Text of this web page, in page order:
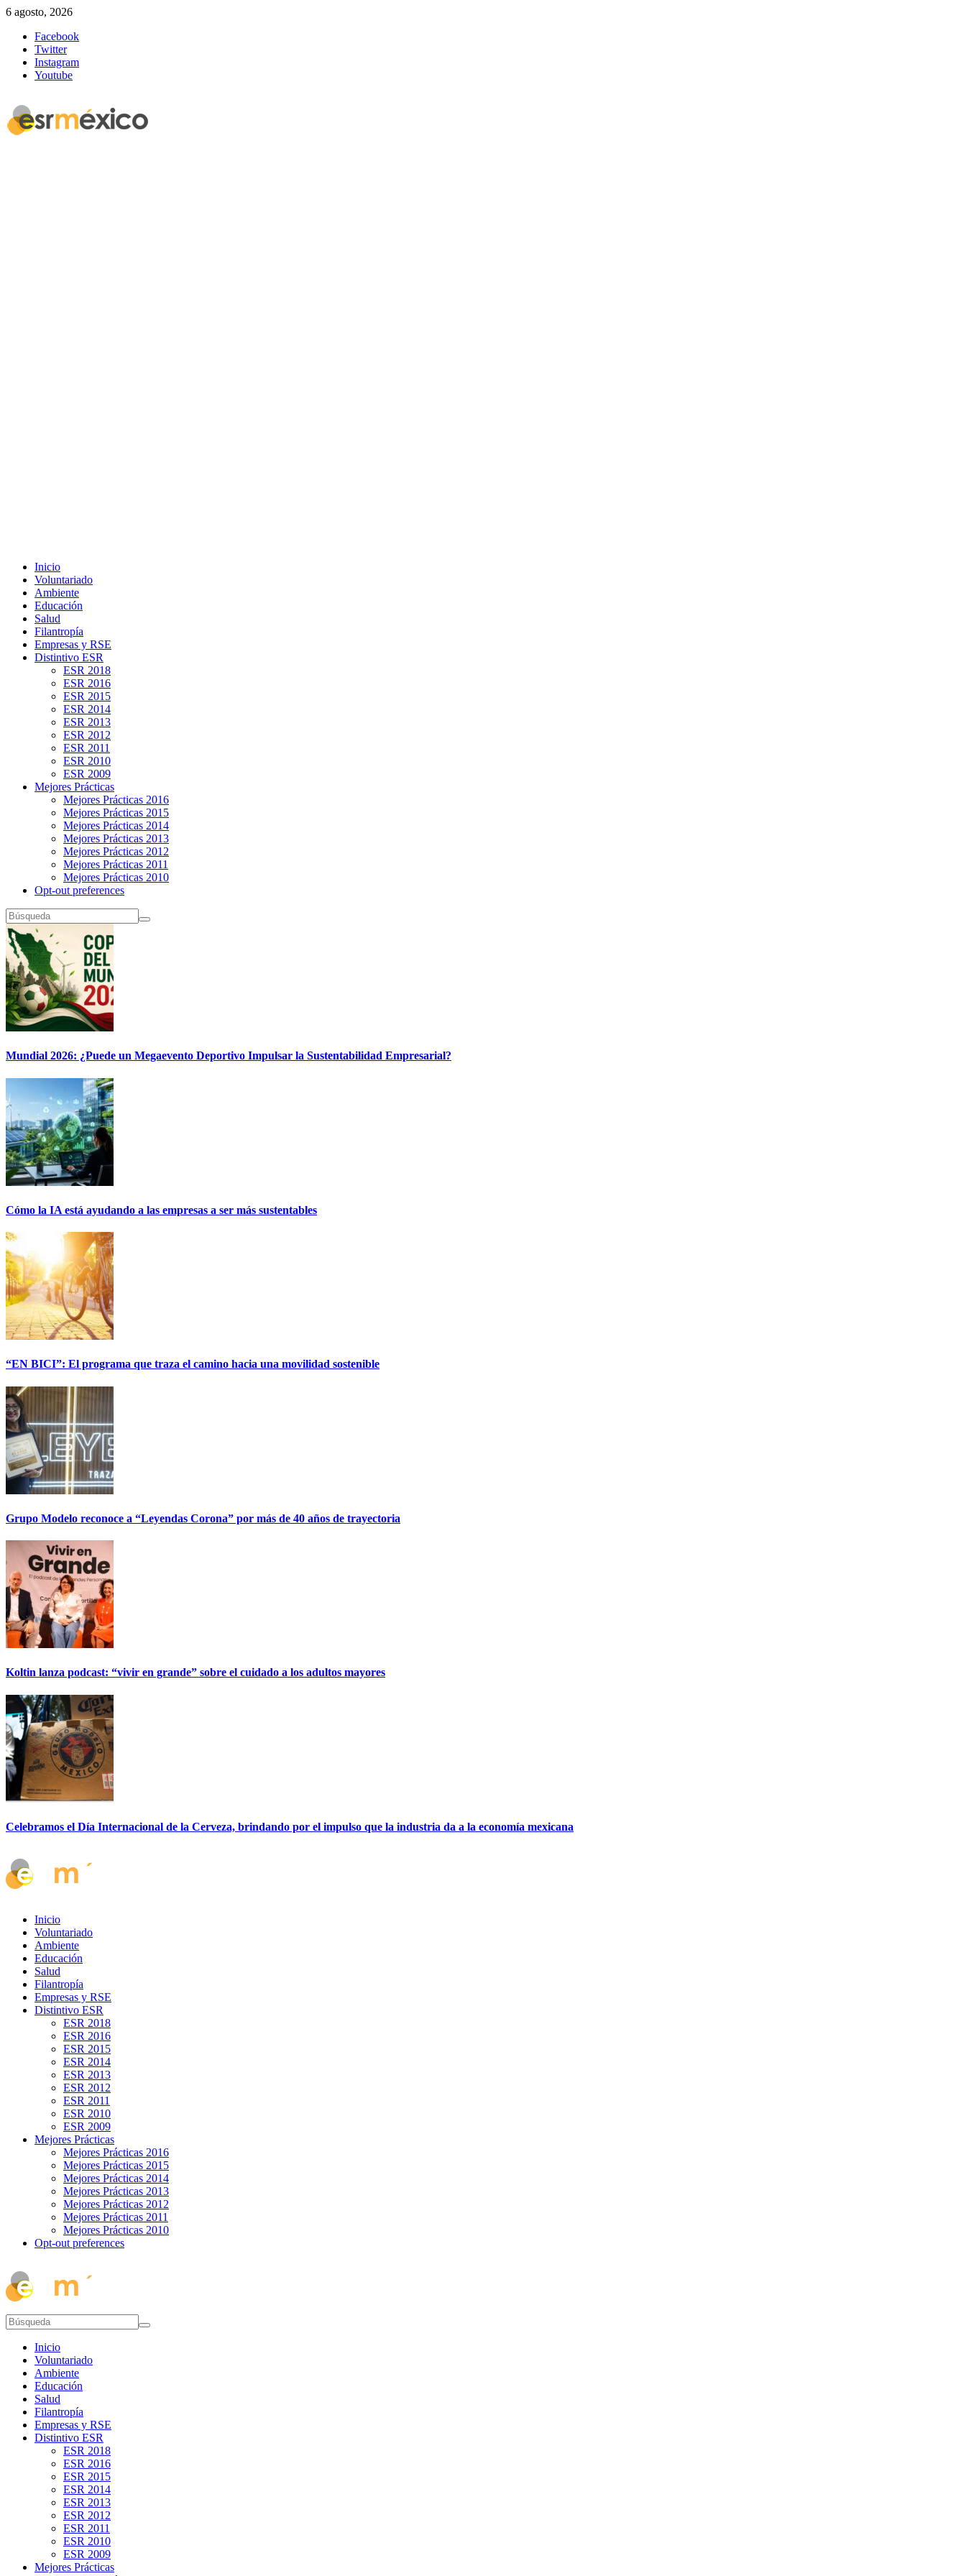
6 agosto, 2026
Facebook
Twitter
Instagram
Youtube
Inicio
Voluntariado
Ambiente
Educación
Salud
Filantropía
Empresas y RSE
Distintivo ESR
ESR 2018
ESR 2016
ESR 2015
ESR 2014
ESR 2013
ESR 2012
ESR 2011
ESR 2010
ESR 2009
Mejores Prácticas
Mejores Prácticas 2016
Mejores Prácticas 2015
Mejores Prácticas 2014
Mejores Prácticas 2013
Mejores Prácticas 2012
Mejores Prácticas 2011
Mejores Prácticas 2010
Opt-out preferences
Mundial 2026: ¿Puede un Megaevento Deportivo Impulsar la Sustentabilidad Empresarial?
Cómo la IA está ayudando a las empresas a ser más sustentables
“EN BICI”: El programa que traza el camino hacia una movilidad sostenible
Grupo Modelo reconoce a “Leyendas Corona” por más de 40 años de trayectoria
Koltin lanza podcast: “vivir en grande” sobre el cuidado a los adultos mayores
Celebramos el Día Internacional de la Cerveza, brindando por el impulso que la industria da a la economía mexicana
Inicio
Voluntariado
Ambiente
Educación
Salud
Filantropía
Empresas y RSE
Distintivo ESR
ESR 2018
ESR 2016
ESR 2015
ESR 2014
ESR 2013
ESR 2012
ESR 2011
ESR 2010
ESR 2009
Mejores Prácticas
Mejores Prácticas 2016
Mejores Prácticas 2015
Mejores Prácticas 2014
Mejores Prácticas 2013
Mejores Prácticas 2012
Mejores Prácticas 2011
Mejores Prácticas 2010
Opt-out preferences
Inicio
Voluntariado
Ambiente
Educación
Salud
Filantropía
Empresas y RSE
Distintivo ESR
ESR 2018
ESR 2016
ESR 2015
ESR 2014
ESR 2013
ESR 2012
ESR 2011
ESR 2010
ESR 2009
Mejores Prácticas